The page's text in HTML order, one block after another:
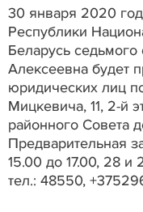
30 января 2020
Республики
Беларусь
Алексеевна будет
юридических лиц
Мицкевича, 11, 2-й
районного Совета
Предварительная
15.00 до 17.00, 28 и
тел.: 48550,